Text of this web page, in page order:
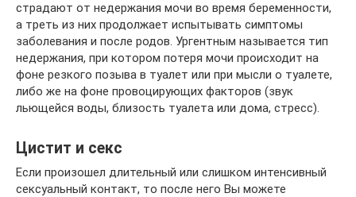
страдают от недержания мочи во время беременности,
а треть из них продолжает испытывать симптомы
заболевания и после родов. Ургентным называется тип
недержания, при котором потеря мочи происходит на
фоне резкого позыва в туалет или при мысли о туалете,
либо же на фоне провоцирующих факторов (звук
льющейся воды, близость туалета или дома, стресс).
Цистит и секс
Если произошел длительный или слишком интенсивный
сексуальный контакт, то после него Вы можете